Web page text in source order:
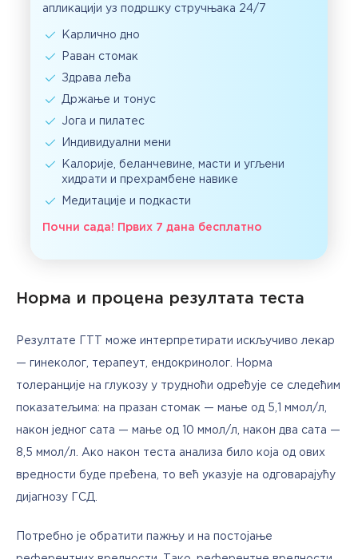
апликацији уз подршку стручњака 24/7
Карлично дно
Раван стомак
Здрава леђа
Држање и тонус
Јога и пилатес
Индивидуални мени
Калорије, беланчевине, масти и угљени
хидрати и прехрамбене навике
Медитације и подкасти
Почни сада! Првих 7 дана бесплатно
Норма и процена резултата теста
Резултате ГТТ може интерпретирати искључиво лекар
— гинеколог, терапеут, ендокринолог. Норма
толеранције на глукозу у трудноћи одређује се следећим
показатељима: на празан стомак — мање од 5,1 ммол/л,
након једног сата — мање од 10 ммол/л, након два сата —
8,5 ммол/л. Ако након теста анализа било која од ових
вредности буде пређена, то већ указује на одговарајућу
дијагнозу ГСД.
Потребно је обратити пажњу и на постојање